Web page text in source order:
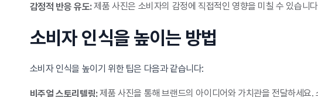
감정적 반응 유도:제품 사진은 소비자의 감정에 직접적인 영향을 미칠 수 있습니
소비자 인식을 높이는 방법
소비자 인식을 높이기 위한 팁은 다음과 같습니다:
비주얼 스토리텔링:제품 사진을 통해 브랜드의 아이디어와 가치관을 전달하세요